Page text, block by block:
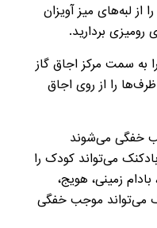
از لبه‌های میز آویزان
بردارید.
به سمت مرکز اجاق گاز
ظرف‌ها را از روی اجاق
خفگی می‌شوند
می‌تواند کودک را
زمینی، هویج،
می‌تواند موجب خفگی